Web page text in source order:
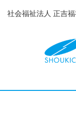
社会福祉法人 正吉